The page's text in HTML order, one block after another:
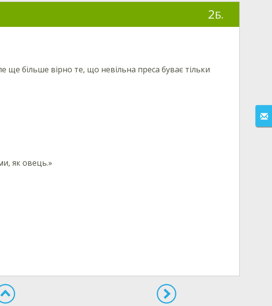
2Б.
ще більше вірно те, що невільна преса буває тільки
як овець.»